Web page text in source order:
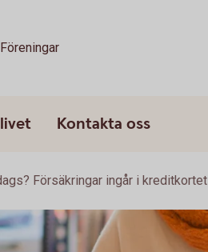
Föreningar
Kontakta oss
Försäkringar ingår i kreditkortet